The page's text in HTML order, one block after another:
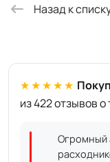
Назад к
★★★★★
из 422 отзывов
Огромный